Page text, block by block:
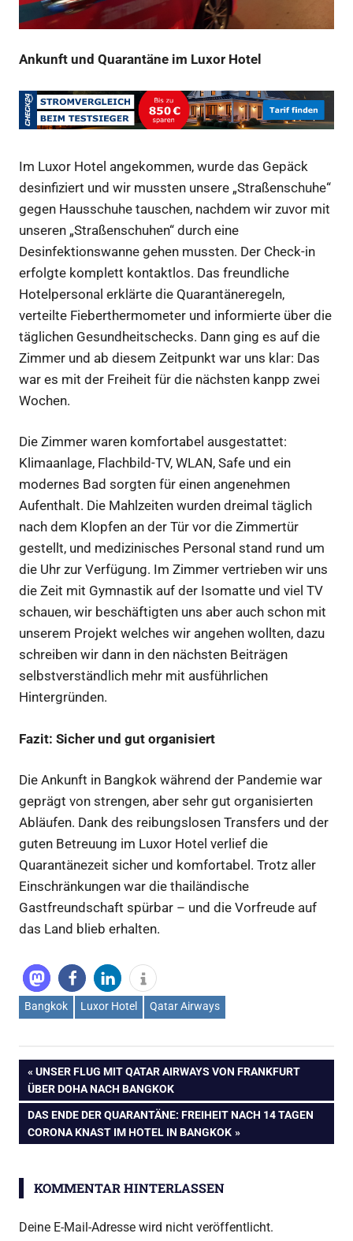
Ankunft und Quarantäne im Luxor Hotel
Im Luxor Hotel angekommen, wurde das Gepäck
desinfiziert und wir mussten unsere „Straßenschuhe“
gegen Hausschuhe tauschen, nachdem wir zuvor mit
unseren „Straßenschuhen“ durch eine
Desinfektionswanne gehen mussten. Der Check-in
erfolgte komplett kontaktlos. Das freundliche
Hotelpersonal erklärte die Quarantäneregeln,
verteilte Fieberthermometer und informierte über die
täglichen Gesundheitschecks. Dann ging es auf die
Zimmer und ab diesem Zeitpunkt war uns klar: Das
war es mit der Freiheit für die nächsten kanpp zwei
Wochen.
Die Zimmer waren komfortabel ausgestattet:
Klimaanlage, Flachbild-TV, WLAN, Safe und ein
modernes Bad sorgten für einen angenehmen
Aufenthalt. Die Mahlzeiten wurden dreimal täglich
nach dem Klopfen an der Tür vor die Zimmertür
gestellt, und medizinisches Personal stand rund um
die Uhr zur Verfügung. Im Zimmer vertrieben wir uns
die Zeit mit Gymnastik auf der Isomatte und viel TV
schauen, wir beschäftigten uns aber auch schon mit
unserem Projekt welches wir angehen wollten, dazu
schreiben wir dann in den nächsten Beiträgen
selbstverständlich mehr mit ausführlichen
Hintergründen.
Fazit: Sicher und gut organisiert
Die Ankunft in Bangkok während der Pandemie war
geprägt von strengen, aber sehr gut organisierten
Abläufen. Dank des reibungslosen Transfers und der
guten Betreuung im Luxor Hotel verlief die
Quarantänezeit sicher und komfortabel. Trotz aller
Einschränkungen war die thailändische
Gastfreundschaft spürbar – und die Vorfreude auf
das Land blieb erhalten.
Bangkok Luxor Hotel Qatar Airways
Beitragsnavigation
VORHERIGER
BEITRAG:
UNSER FLUG MIT QATAR AIRWAYS VON FRANKFURT
ÜBER DOHA NACH BANGKOK
NÄCHSTER
BEITRAG:
DAS ENDE DER QUARANTÄNE: FREIHEIT NACH 14 TAGEN
CORONA KNAST IM HOTEL IN BANGKOK
KOMMENTAR HINTERLASSEN
Deine E-Mail-Adresse wird nicht veröffentlicht.